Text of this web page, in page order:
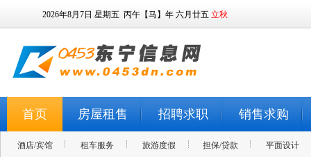
2026年8月7日 星期五 丙午【马】年 六月廿五 立秋
首页 房屋租售 招聘求职 销售求购
酒店/宾馆 租车服务 旅游度假 担保/贷款
平面设计